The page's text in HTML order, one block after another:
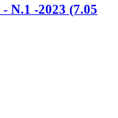
N.1 -2023 (7.05